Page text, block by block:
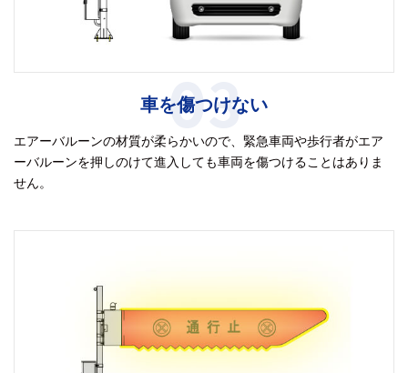
03
車を傷つけない
エアーバルーンの材質が柔らかいので、緊急車両や歩行者がエア
ーバルーンを押しのけて進入しても車両を傷つけることはありま
せん。